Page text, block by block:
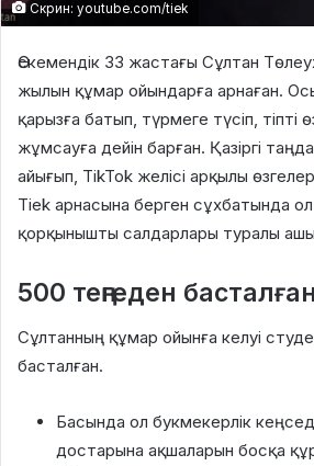
Скрин: youtube.com/tiek
Өскемендік 33 жастағы Сұлтан
жылын құмар ойындарға арнаған.
қарызға батып, түрмеге түсіп, тіпті
жұмсауға дейін барған. Қазіргі
айығып, TikTok желісі арқылы
Tiek арнасына берген сұхбатында
қорқынышты салдарлары туралы
500 теңгеден
Сұлтанның құмар ойынға келуі
басталған.
Басында ол букмекерлік
достарына ақшаларын босқа